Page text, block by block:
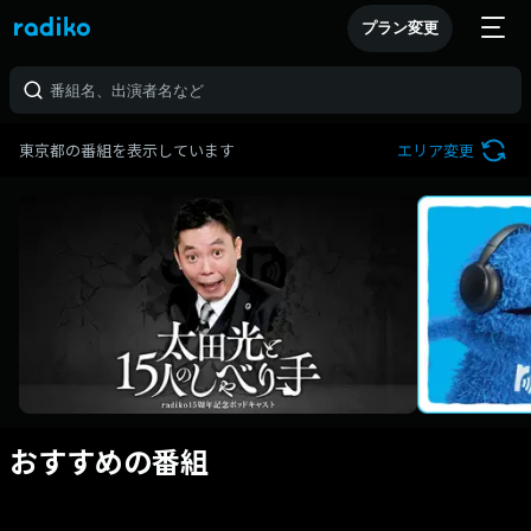
プラン変更
東京都の番組を表示しています エリア変更
おすすめの番組